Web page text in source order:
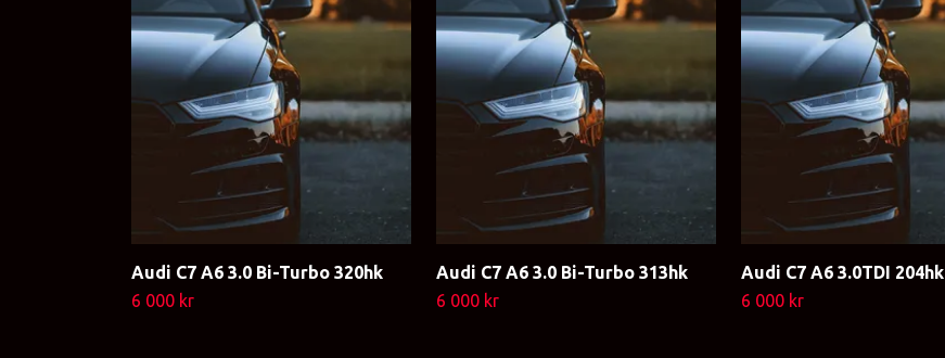
Audi C7 A6 3.0 Bi-Turbo 320hk
6 000 kr
Audi C7 A6 3.0 Bi-Turbo 313hk
6 000 kr
Audi C7 A6 3.0TDI 204hk
6 000 kr